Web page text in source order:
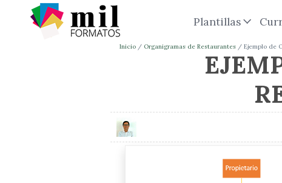
Plantillas
Inicio Organigramas de Restaurantes Ejemplo de